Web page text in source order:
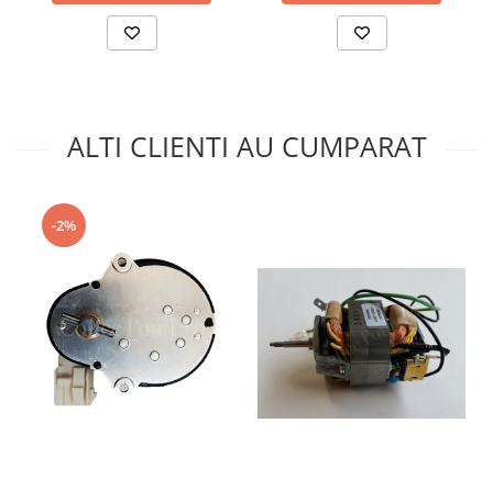
ALTI CLIENTI AU CUMPARAT
-2%